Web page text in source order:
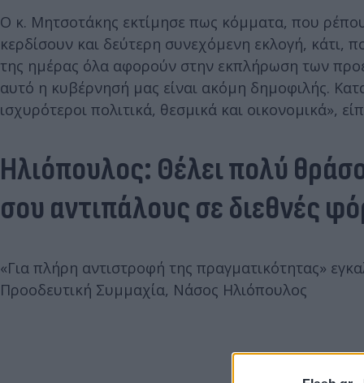
Ο κ. Μητσοτάκης εκτίμησε πως κόμματα, που
κερδίσουν και δεύτερη συνεχόμενη εκλογή, κάτι,
της ημέρας όλα αφορούν στην εκπλήρωση των
αυτό η κυβέρνησή μας είναι ακόμη δημοφιλής.
ισχυρότεροι πολιτικά, θεσμικά και οικονομικά»,
Ηλιόπουλος: Θέλει πολύ
σου αντιπάλους σε διεθνές
«Για πλήρη αντιστροφή της πραγματικότητας»
Προοδευτική Συμμαχία, Νάσος Ηλιόπουλος